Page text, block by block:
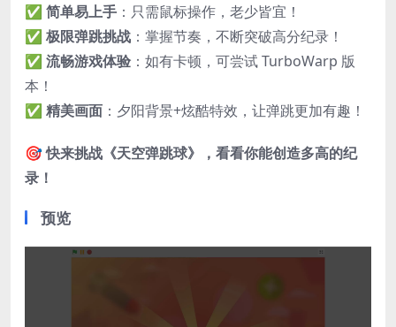
✅ 简单易上手 ：只需鼠标操作，老少皆宜！
✅ 极限弹跳挑战 ：掌握节奏，不断突破高分纪录！
✅ 流畅游戏体验 ：如有卡顿，可尝试 TurboWarp 版
本！
✅ 精美画面 ：夕阳背景+炫酷特效，让弹跳更加有趣！
🎯快来挑战《天空弹跳球》，看看你能创造多高的纪
录！
预览